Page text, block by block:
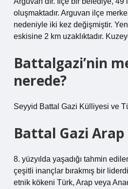
oluşmaktadır. Arguvan ilçe
nedeniyle iki kez değişmiştir.
eskisine 2 km uzaklıktadır.
Battalgazi’nin
nerede?
Seyyid Battal Gazi Külliyesi ve
Battal Gazi Arap
8. yüzyılda yaşadığı tahmin
çeşitli inançlar bırakmış bir
etnik kökeni Türk, Arap veya